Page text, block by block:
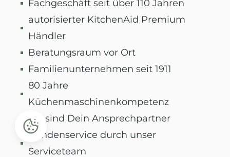
Fachgeschäft seit über 110 Jahren
autorisierter KitchenAid Premium
Händler
Beratungsraum vor Ort
Familienunternehmen seit 1911
80 Jahre
Küchenmaschinenkompetenz
wir sind Dein Ansprechpartner
Kundenservice durch unser
Serviceteam